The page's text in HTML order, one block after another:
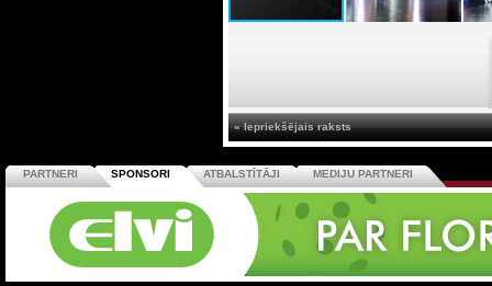
« Iepriekšējais raksts
PARTNERI SPONSORI ATBALSTĪTĀJI MEDIJU PARTNERI